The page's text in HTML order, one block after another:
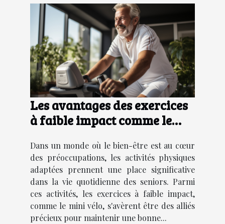
Les avantages des exercices
à faible impact comme le
Dans un monde où le bien-être est au cœur
des préoccupations, les activités physiques
adaptées prennent une place significative
dans la vie quotidienne des seniors. Parmi
ces activités, les exercices à faible impact,
comme le mini vélo, s'avèrent être des alliés
précieux pour maintenir une bonne...